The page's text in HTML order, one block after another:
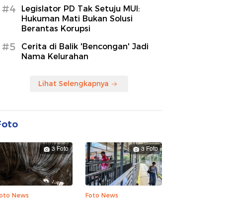
#4
Legislator PD Tak Setuju MUI:
Hukuman Mati Bukan Solusi
Berantas Korupsi
#5
Cerita di Balik 'Bencongan' Jadi
Nama Kelurahan
Lihat Selengkapnya
3 Foto
News
3 Foto
Foto News